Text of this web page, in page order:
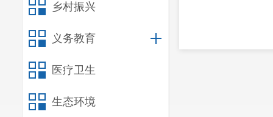
乡村振兴
义务教育
医疗卫生
生态环境